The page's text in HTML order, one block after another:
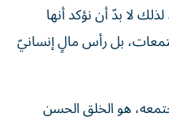
لا بدّ أن نؤكد أنها
بل رأس مالٍ إنسانيّ
هو الخلق الحسن